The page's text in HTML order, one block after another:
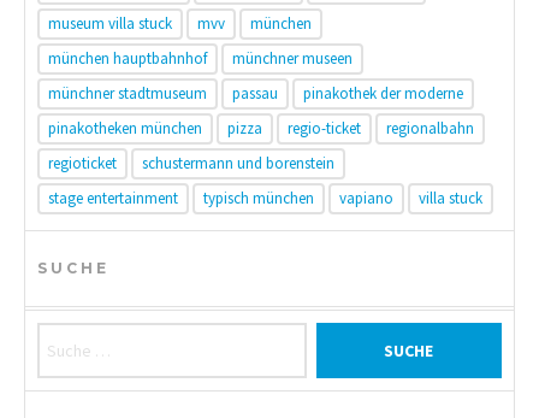
museum villa stuck
mvv
münchen
münchen hauptbahnhof
münchner museen
münchner stadtmuseum
passau
pinakothek der moderne
pinakotheken münchen
pizza regio-ticket
regionalbahn
regioticket
schustermann und borenstein
stage entertainment
typisch münchen vapiano villa stuck
SUCHE